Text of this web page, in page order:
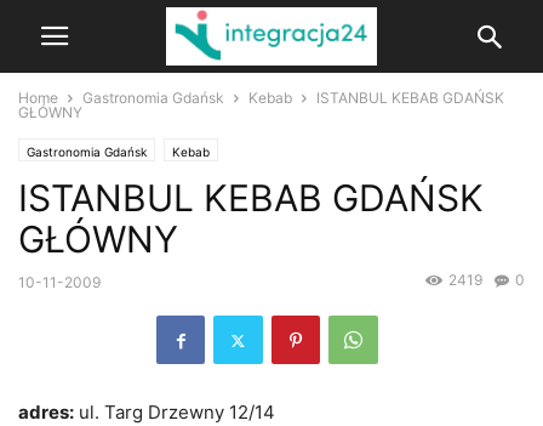
Home Gastronomia Gdańsk Kebab
ISTANBUL KEBAB GDAŃSK
GŁÓWNY
Gastronomia Gdańsk Kebab
ISTANBUL KEBAB GDAŃSK
GŁÓWNY
10-11-2009 0
2419
adres: ul. Targ Drzewny 12/14